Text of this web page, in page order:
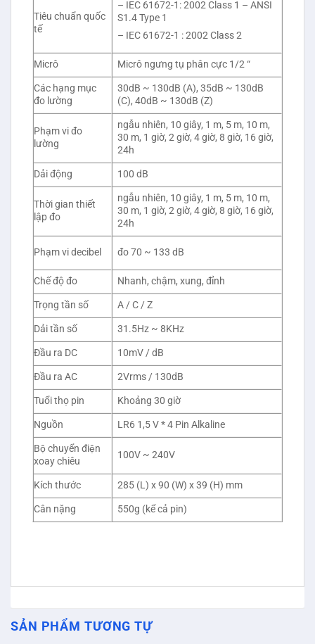
Tiêu chuẩn quốc
tế
– IEC 61672-1: 2002 Class 1 – ANSI
S1.4 Type 1
– IEC 61672-1 : 2002 Class 2
Micrô
Micrô ngưng tụ phân cực 1/2 “
Các hạng mục
đo lường
30dB ~ 130dB (A), 35dB ~ 130dB
(C), 40dB ~ 130dB (Z)
Phạm vi đo
lường
ngẫu nhiên, 10 giây, 1 m, 5 m, 10 m,
30 m, 1 giờ, 2 giờ, 4 giờ, 8 giờ, 16 giờ,
24h
Dải động
100 dB
Thời gian thiết
lập đo
ngẫu nhiên, 10 giây, 1 m, 5 m, 10 m,
30 m, 1 giờ, 2 giờ, 4 giờ, 8 giờ, 16 giờ,
24h
Phạm vi decibel đo 70 ~ 133 dB
Chế độ đo
Nhanh, chậm, xung, đỉnh
Trọng tần số
A / C / Z
Dải tần số
31.5Hz ~ 8KHz
Đầu ra DC
10mV / dB
Đầu ra AC
2Vrms / 130dB
Tuổi thọ pin
Khoảng 30 giờ
Nguồn
LR6 1,5 V * 4 Pin Alkaline
Bộ chuyển điện
xoay chiêu
100V ~ 240V
Kích thước
285 (L) x 90 (W) x 39 (H) mm
Cân nặng
550g (kể cả pin)
SẢN PHẨM TƯƠNG TỰ